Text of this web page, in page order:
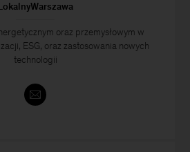
LokalnyWarszawa
oraz przemysłowym w
ESG, oraz zastosowania nowych
technologii